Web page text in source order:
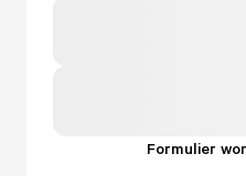
Formulier